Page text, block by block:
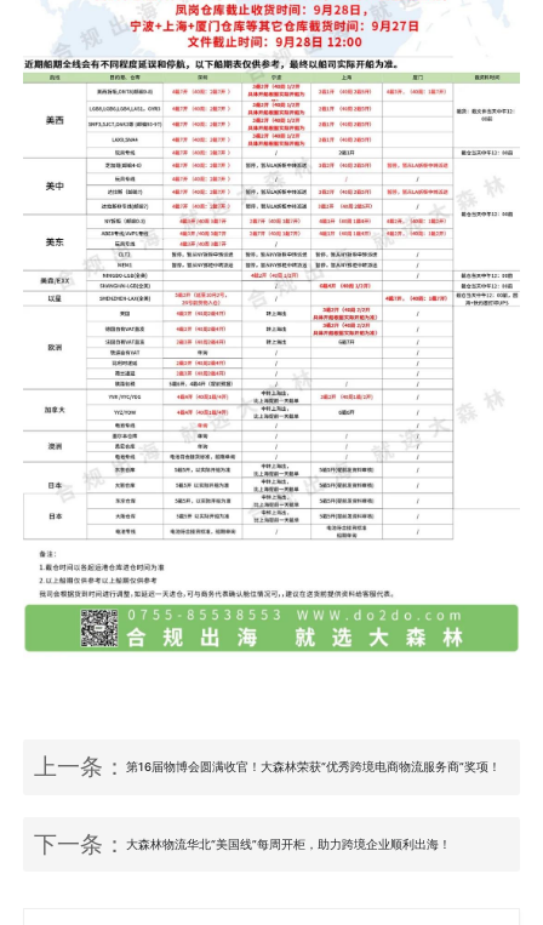
上一条：第16届物博会圆满收官！大森林荣获“优秀跨境电商物流服务商”奖项！
下一条：大森林物流华北“美国线”每周开柜，助力跨境企业顺利出海！